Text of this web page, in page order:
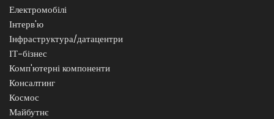
Електромобілі
Інтерв'ю
Інфраструктура/датацентри
ІТ-бізнес
Комп'ютерні компоненти
Консалтинг
Космос
Майбутнє